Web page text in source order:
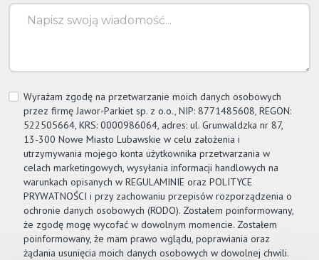
Wyrażam zgodę na przetwarzanie moich danych osobowych
przez firmę Jawor-Parkiet sp. z o.o., NIP: 8771485608, REGON:
522505664, KRS: 0000986064, adres: ul. Grunwaldzka nr 87,
13-300 Nowe Miasto Lubawskie w celu założenia i
utrzymywania mojego konta użytkownika przetwarzania w
celach marketingowych, wysyłania informacji handlowych na
warunkach opisanych w REGULAMINIE oraz POLITYCE
PRYWATNOŚCI i przy zachowaniu przepisów rozporządzenia o
ochronie danych osobowych (RODO). Zostałem poinformowany,
że zgodę mogę wycofać w dowolnym momencie. Zostałem
poinformowany, że mam prawo wglądu, poprawiania oraz
żądania usunięcia moich danych osobowych w dowolnej chwili.